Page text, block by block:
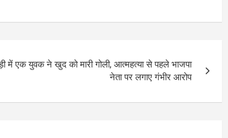
में एक युवक ने खुद को मारी गोली, आत्महत्या से पहले भाजपा
नेता पर लगाए गंभीर आरोप